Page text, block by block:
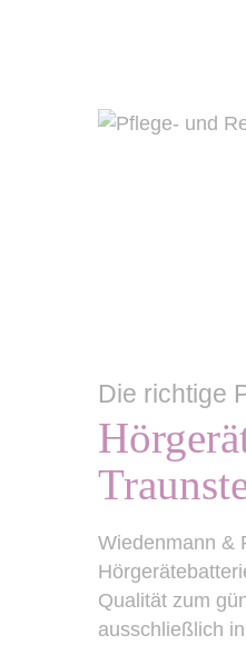
Die richtige
Wiedenmann &
Qualität zum
ausschließlich